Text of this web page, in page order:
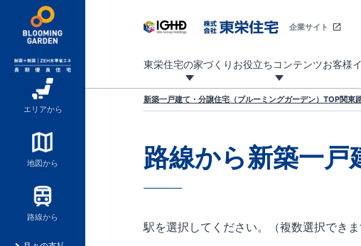
エリアから
地図から
路線から
企業サイト
東栄住宅の家づくり お役立ちコンテンツお客様
新築一戸建て・分譲住宅（ブルーミングガーデン）TOP関東
路線から新築一戸
駅を選択してください。（複数選択できま